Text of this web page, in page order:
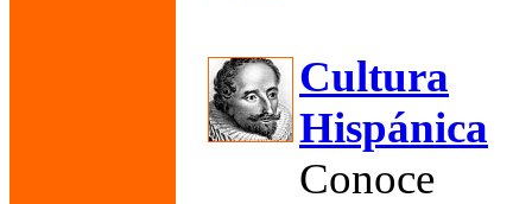
Cultura
Hispánica
Conoce